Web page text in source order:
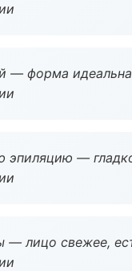
— форма
эпиляцию —
— лицо свежее,